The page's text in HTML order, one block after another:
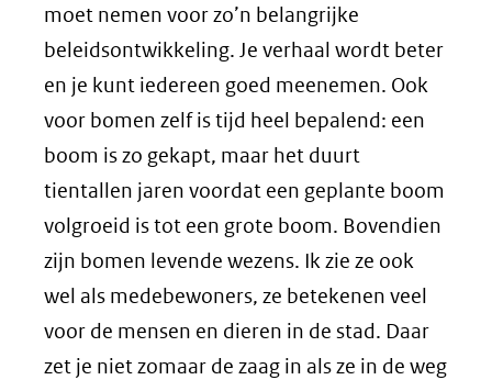
moet nemen voor zo’n belangrijke
beleidsontwikkeling. Je verhaal wordt beter
en je kunt iedereen goed meenemen. Ook
voor bomen zelf is tijd heel bepalend: een
boom is zo gekapt, maar het duurt
tientallen jaren voordat een geplante boom
volgroeid is tot een grote boom. Bovendien
zijn bomen levende wezens. Ik zie ze ook
wel als medebewoners, ze betekenen veel
voor de mensen en dieren in de stad. Daar
zet je niet zomaar de zaag in als ze in de weg